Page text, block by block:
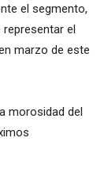
el segmento,
el
marzo de este
morosidad del